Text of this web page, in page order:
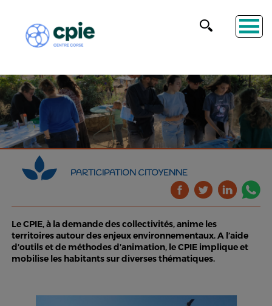
PARTICIPATION CITOYENNE
Le CPIE, à la demande des collectivités, anime les
territoires autour des enjeux environnementaux. A l’aide
d’outils et de méthodes d’animation, le CPIE implique et
mobilise les habitants sur diverses thématiques.